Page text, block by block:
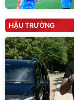
HẬU TRƯỜNG